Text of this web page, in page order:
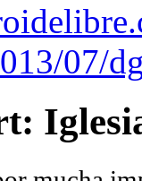
07/